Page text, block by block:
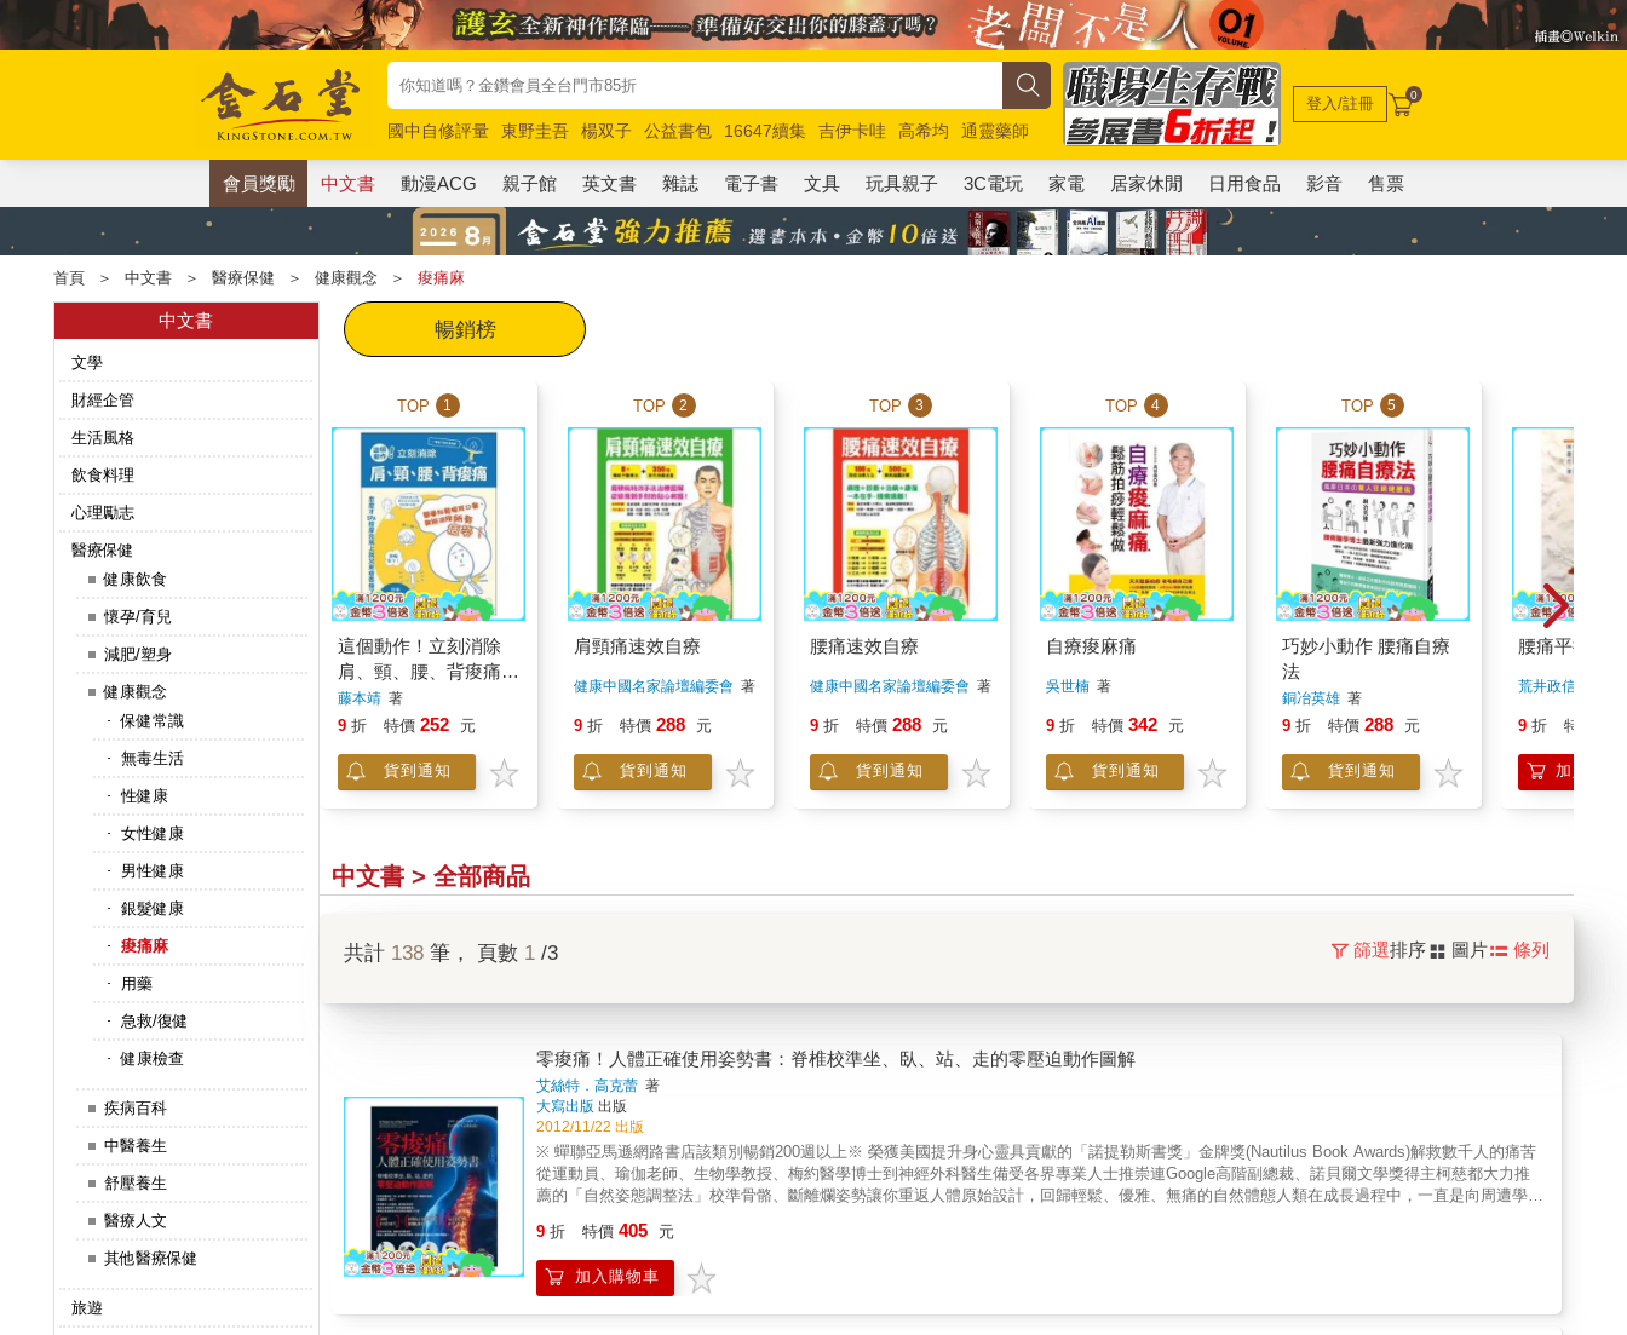
國中自修評量 東野圭吾 楊双子 公益書包 16647續集 吉伊卡哇 高希均
通靈藥師
唯紅花綻放
奧德賽 路邊攤新作 馬斯克 玩具總動員5 超慢跑
登入/註冊 0
會員獎勵 中文書 動漫ACG 親子館 英文書 雜誌 電子書 文具 玩具親子 3C電玩 家電 居家休閒 日用食品 影音 售票
首頁 ＞ 中文書 ＞ 醫療保健 ＞ 健康觀念 ＞ 痠痛麻
中文書
文學
財經企管
生活風格
飲食料理
心理勵志
醫療保健
健康飲食
懷孕/育兒
減肥/塑身
健康觀念
保健常識
無毒生活
性健康
女性健康
男性健康
銀髮健康
痠痛麻
用藥
急救/復健
健康檢查
疾病百科
中醫養生
舒壓養生
醫療人文
其他醫療保健
旅遊
暢銷榜
TOP 1
這個動作！立刻消除
肩、頸、腰、背痠痛：
活力誌
藤本靖著
9 折 特價 252 元
貨到通知
TOP 2
肩頸痛速效自療
健康中國名家論壇編委會 著
9 折 特價 288 元
貨到通知
TOP 3
腰痛速效自療
健康中國名家論壇編委會 著
9 折 特價 288 元
貨到通知
TOP 4
自療痠麻痛
吳世楠著
9 折 特價 342 元
貨到通知
TOP 5
巧妙小動作 腰痛自療
法
銅冶英雄著
9 折 特價 288 元
貨到通知
腰痛平衡療法
荒井政信
9 折 特價
加入購物
中文書 > 全部商品
共計 138 筆， 頁數 1 /3 篩選排序 圖片 條列
零痠痛！人體正確使用姿勢書：脊椎校準坐、臥、站、走的零壓迫動作圖解
艾絲特．高克蕾 著
大寫出版 出版
2012/11/22 出版
※ 蟬聯亞馬遜網路書店該類別暢銷200週以上※ 榮獲美國提升身心靈具貢獻的「諾提勒斯書獎」金牌獎(Nautilus Book Awards)解救數千人的痛苦
從運動員、瑜伽老師、生物學教授、梅約醫學博士到神經外科醫生備受各界專業人士推崇連Google高階副總裁、諾貝爾文學獎得主柯慈都大力推
薦的「自然姿態調整法」校準骨骼、斷離爛姿勢讓你重返人體原始設計，回歸輕鬆、優雅、無痛的自然體態人類在成長過程中，一直是向周遭學習
背痛、腰痛、膝蓋痛、肩頸痛、坐骨神經痛、無法久站、躺下就痛、椎間盤突出、拇趾外翻、手腳冰冷、呼吸不順暢等，引發原因為何？是否自己
亂亂猜錯怪了病因？還是在搞不清楚的狀況下，疼痛就莫名找上門了？為何非洲部落那些長時間在田裡彎腰工作、長久坐著編織的人們，完全沒有
背痛或腰痛的問題？仔細想想，你有沒有爛姿勢？！倚賴醫生前，更重要的人生課題是：做好自身保健，開始善待、相信並正確地認識自己的身
9 折 特價 405 元
加入購物車